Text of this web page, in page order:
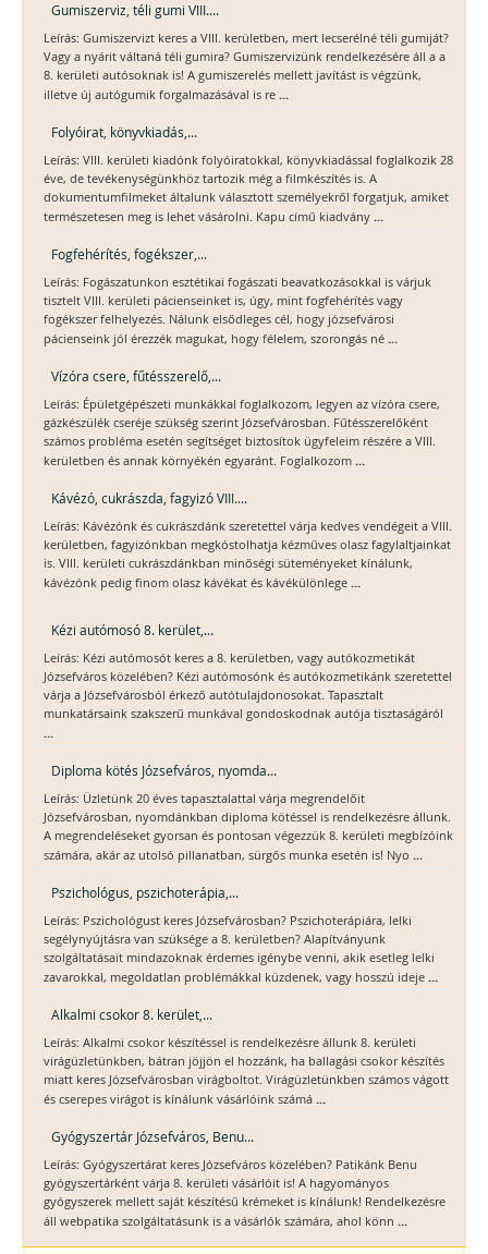
Gumiszerviz, téli gumi VIII....
Leírás: Gumiszervizt keres a VIII. kerületben, mert lecserélné téli gumiját?
Vagy a nyárit váltaná téli gumira? Gumiszervizünk rendelkezésére áll a a
8. kerületi autósoknak is! A gumiszerelés mellett javítást is végzünk,
illetve új autógumik forgalmazásával is re ...
Folyóirat, könyvkiadás,...
Leírás: VIII. kerületi kiadónk folyóiratokkal, könyvkiadással foglalkozik 28
éve, de tevékenységünkhöz tartozik még a filmkészítés is. A
dokumentumfilmeket általunk választott személyekről forgatjuk, amiket
természetesen meg is lehet vásárolni. Kapu című kiadvány ...
Fogfehérítés, fogékszer,...
Leírás: Fogászatunkon esztétikai fogászati beavatkozásokkal is várjuk
tisztelt VIII. kerületi pácienseinket is, úgy, mint fogfehérítés vagy
fogékszer felhelyezés. Nálunk elsődleges cél, hogy józsefvárosi
pácienseink jól érezzék magukat, hogy félelem, szorongás né ...
Vízóra csere, fűtésszerelő,...
Leírás: Épületgépészeti munkákkal foglalkozom, legyen az vízóra csere,
gázkészülék cseréje szükség szerint Józsefvárosban. Fűtésszerelőként
számos probléma esetén segítséget biztosítok ügyfeleim részére a VIII.
kerületben és annak környékén egyaránt. Foglalkozom ...
Kávézó, cukrászda, fagyizó VIII....
Leírás: Kávézónk és cukrászdánk szeretettel várja kedves vendégeit a VIII.
kerületben, fagyizónkban megkóstolhatja kézműves olasz fagylaltjainkat
is. VIII. kerületi cukrászdánkban minőségi süteményeket kínálunk,
kávézónk pedig finom olasz kávékat és kávékülönlege ...
Kézi autómosó 8. kerület,...
Leírás: Kézi autómosót keres a 8. kerületben, vagy autókozmetikát
Józsefváros közelében? Kézi autómosónk és autókozmetikánk szeretettel
várja a Józsefvárosból érkező autótulajdonosokat. Tapasztalt
munkatársaink szakszerű munkával gondoskodnak autója tisztaságáról
...
Diploma kötés Józsefváros, nyomda...
Leírás: Üzletünk 20 éves tapasztalattal várja megrendelőit
Józsefvárosban, nyomdánkban diploma kötéssel is rendelkezésre állunk.
A megrendeléseket gyorsan és pontosan végezzük 8. kerületi megbízóink
számára, akár az utolsó pillanatban, sürgős munka esetén is! Nyo ...
Pszichológus, pszichoterápia,...
Leírás: Pszichológust keres Józsefvárosban? Pszichoterápiára, lelki
segélynyújtásra van szüksége a 8. kerületben? Alapítványunk
szolgáltatásait mindazoknak érdemes igénybe venni, akik esetleg lelki
zavarokkal, megoldatlan problémákkal küzdenek, vagy hosszú ideje ...
Alkalmi csokor 8. kerület,...
Leírás: Alkalmi csokor készítéssel is rendelkezésre állunk 8. kerületi
virágüzletünkben, bátran jöjjön el hozzánk, ha ballagási csokor készítés
miatt keres Józsefvárosban virágboltot. Virágüzletünkben számos vágott
és cserepes virágot is kínálunk vásárlóink számá ...
Gyógyszertár Józsefváros, Benu...
Leírás: Gyógyszertárat keres Józsefváros közelében? Patikánk Benu
gyógyszertárként várja 8. kerületi vásárlóit is! A hagyományos
gyógyszerek mellett saját készítésű krémeket is kínálunk! Rendelkezésre
áll webpatika szolgáltatásunk is a vásárlók számára, ahol könn ...